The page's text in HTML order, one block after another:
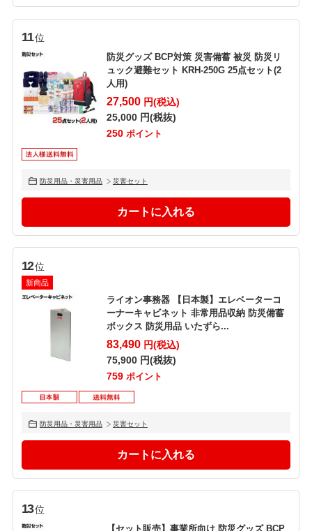
11位
防災グッズ BCP対策 災害備蓄 被災 防災リ
ュック避難セット KRH-250G 25点セット(2
人用)
27,500円(税込)
25,000円(税抜)
250 ポイント
防災用品・災害用品 災害セット
12位
新商品
ライオン事務器 【日本製】エレベーターコ
ーナーキャビネット 非常用品収納 防災備蓄
ボックス 防災用品 いたずら...
83,490円(税込)
75,900円(税抜)
759 ポイント
防災用品・災害用品 災害セット
13位
【セット販売】事業所向け 防災グッズ BCP